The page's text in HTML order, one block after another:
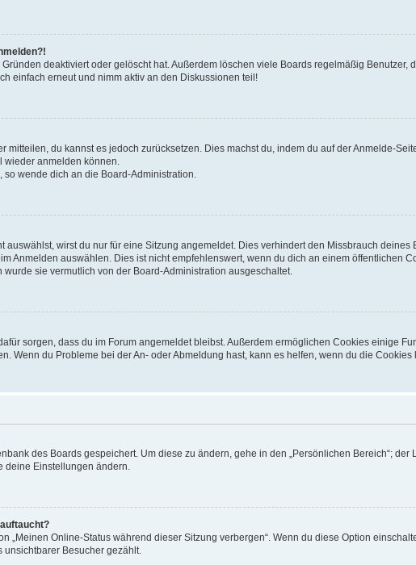
deaktiviert oder gelöscht hat. Außerdem löschen viele Boards regelmäßig Benutzer,
einfach erneut und nimm aktiv an den Diskussionen teil!
du kannst es jedoch zurücksetzen. Dies machst du, indem du auf der Anmelde-
wieder anmelden können.
wende dich an die Board-Administration.
auswählst, wirst du nur für eine Sitzung angemeldet. Dies verhindert den Missbrauch
Anmelden auswählen. Dies ist nicht empfehlenswert, wenn du dich an einem öffentlichen
sie vermutlich von der Board-Administration ausgeschaltet.
sorgen, dass du im Forum angemeldet bleibst. Außerdem ermöglichen Cookies einige
Wenn du Probleme bei der An- oder Abmeldung hast, kann es helfen, wenn du die Cookies
des Boards gespeichert. Um diese zu ändern, gehe in den „Persönlichen Bereich“; der
deine Einstellungen ändern.
Online-Status während dieser Sitzung verbergen“. Wenn du diese Option
Besucher gezählt.